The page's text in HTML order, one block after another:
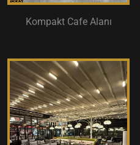
Kompakt Cafe Alanı